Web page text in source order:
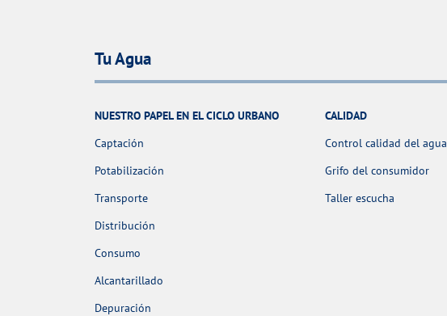
Tu Agua
NUESTRO PAPEL EN EL CICLO URBANO
Captación
Potabilización
Transporte
Distribución
Consumo
Alcantarillado
Depuración
CALIDAD
Control calidad del agua
Grifo del consumidor
Taller escucha